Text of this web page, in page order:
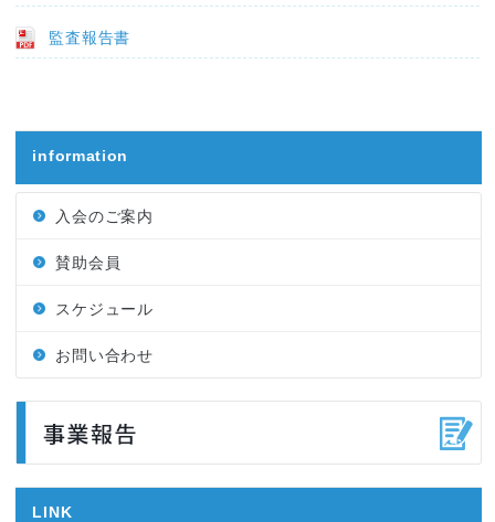
監査報告書
information
入会のご案内
賛助会員
スケジュール
お問い合わせ
LINK